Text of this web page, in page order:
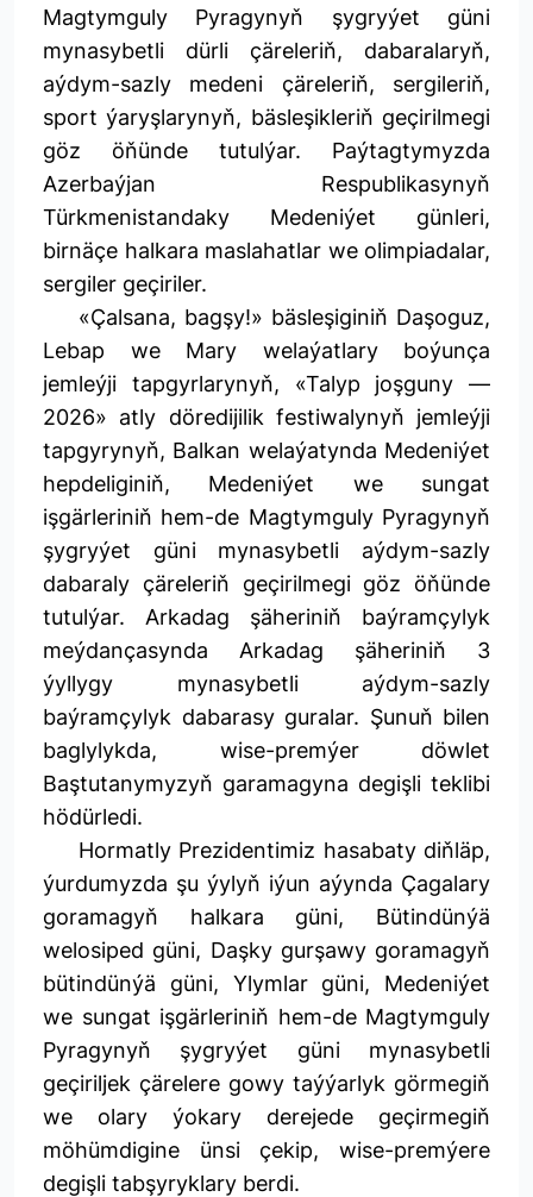
Magtymguly Pyragynyň şygryýet güni
mynasybetli dürli çäreleriň, dabaralaryň,
aýdym-sazly medeni çäreleriň, sergileriň,
sport ýaryşlarynyň, bäsleşikleriň geçirilmegi
göz öňünde tutulýar. Paýtagtymyzda
Azerbaýjan Respublikasynyň
Türkmenistandaky Medeniýet günleri,
birnäçe halkara maslahatlar we olimpiadalar,
sergiler geçiriler.
«Çalsana, bagşy!» bäsleşiginiň Daşoguz,
Lebap we Mary welaýatlary boýunça
jemleýji tapgyrlarynyň, «Talyp joşguny —
2026» atly döredijilik festiwalynyň jemleýji
tapgyrynyň, Balkan welaýatynda Medeniýet
hepdeliginiň, Medeniýet we sungat
işgärleriniň hem-de Magtymguly Pyragynyň
şygryýet güni mynasybetli aýdym-sazly
dabaraly çäreleriň geçirilmegi göz öňünde
tutulýar. Arkadag şäheriniň baýramçylyk
meýdançasynda Arkadag şäheriniň 3
ýyllygy mynasybetli aýdym-sazly
baýramçylyk dabarasy guralar. Şunuň bilen
baglylykda, wise-premýer döwlet
Baştutanymyzyň garamagyna degişli teklibi
hödürledi.
Hormatly Prezidentimiz hasabaty diňläp,
ýurdumyzda şu ýylyň iýun aýynda Çagalary
goramagyň halkara güni, Bütindünýä
welosiped güni, Daşky gurşawy goramagyň
bütindünýä güni, Ylymlar güni, Medeniýet
we sungat işgärleriniň hem-de Magtymguly
Pyragynyň şygryýet güni mynasybetli
geçiriljek çärelere gowy taýýarlyk görmegiň
we olary ýokary derejede geçirmegiň
möhümdigine ünsi çekip, wise-premýere
degişli tabşyryklary berdi.